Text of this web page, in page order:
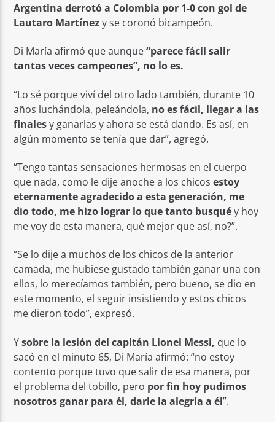
Argentina derrotó a Colombia por 1-0 con gol de
Lautaro Martínezy se coronó bicampeón.
Di María afirmó que aunque“parece fácil salir
tantas veces campeones”, no lo es.
“Lo sé porque viví del otro lado también, durante 10
años luchándola, peleándola, no es fácil, llegar a las
finalesy ganarlas y ahora se está dando. Es así, en
algún momento se tenía que dar”, agregó.
“Tengo tantas sensaciones hermosas en el cuerpo
que nada, como le dije anoche a los chicosestoy
eternamente agradecido a esta generación, me
dio todo, me hizo lograr lo que tanto busquéy hoy
me voy de esta manera, qué mejor que así, no?”.
“Se lo dije a muchos de los chicos de la anterior
camada, me hubiese gustado también ganar una con
ellos, lo merecíamos también, pero bueno, se dio en
este momento, el seguir insistiendo y estos chicos
me dieron todo”, expresó.
Ysobre la lesión del capitán Lionel Messi, que lo
sacó en el minuto 65, Di María afirmó: “no estoy
contento porque tuvo que salir de esa manera, por
el problema del tobillo, pero por fin hoy pudimos
nosotros ganar para él, darle la alegría a él”.